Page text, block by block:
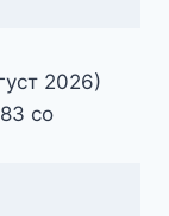
2026)
со